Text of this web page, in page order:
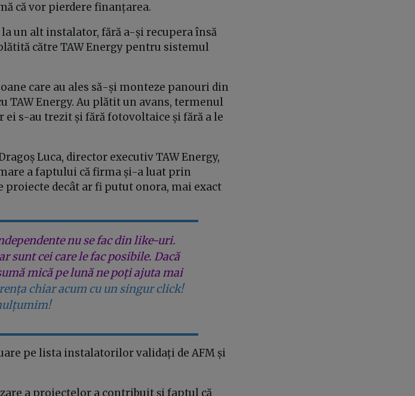
că vor pierdere finanțarea.
un alt instalator, fără a-și recupera însă
către TAW Energy pentru sistemul
care au ales să-și monteze panouri din
TAW Energy. Au plătit un avans, termenul
s-au trezit și fără fotovoltaice și fără a le
Luca, director executiv TAW Energy,
a faptului că firma și-a luat prin
proiecte decât ar fi putut onora, mai exact
nu se fac din like-uri.
sunt cei care le fac posibile. Dacă
mică pe lună ne poți ajuta mai
chiar acum cu un singur click!
pe lista instalatorilor validați de AFM și
a proiectelor a contribuit și faptul că